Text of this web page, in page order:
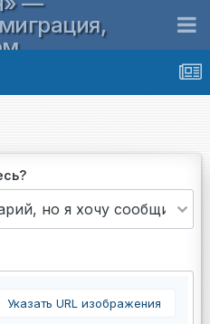
Указать URL изображения